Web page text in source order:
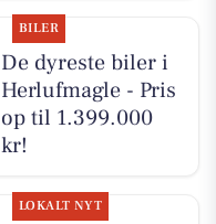
BILER
De dyreste biler i
Herlufmagle - Pris
op til 1.399.000
kr!
LOKALT NYT